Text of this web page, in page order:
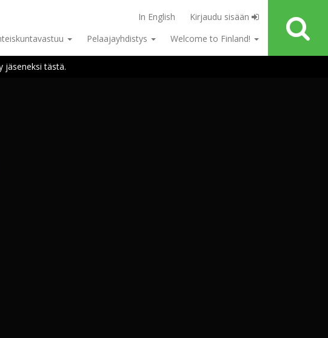
In English
Kirjaudu sisään
Pelaajayhdistys Welcome to Finland!
jäseneksi tästä.